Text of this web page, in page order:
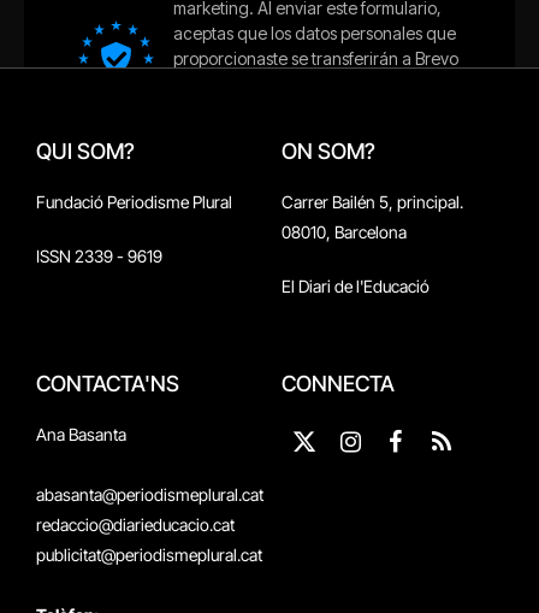
QUI SOM?
Fundació Periodisme Plural
ISSN 2339 - 9619
ON SOM?
Carrer Bailén 5, principal.
08010, Barcelona
El Diari de l'Educació
CONTACTA'NS
Ana Basanta
abasanta@periodismeplural.cat
redaccio@diarieducacio.cat
publicitat@periodismeplural.cat
CONNECTA
X
Instagram
Facebook
RSS